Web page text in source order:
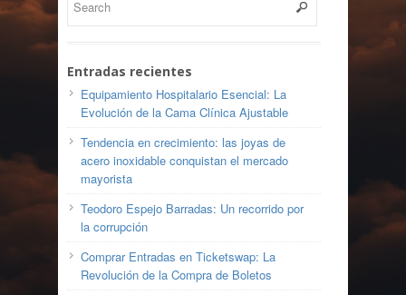
Entradas recientes
Equipamiento Hospitalario Esencial: La
Evolución de la Cama Clínica Ajustable
Tendencia en crecimiento: las joyas de
acero inoxidable conquistan el mercado
mayorista
Teodoro Espejo Barradas: Un recorrido por
la corrupción
Comprar Entradas en Ticketswap: La
Revolución de la Compra de Boletos